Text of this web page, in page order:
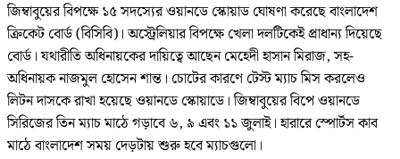
জিম্বাবুয়ের বিপক্ষে ১৫ সদস্যের ওয়ানডে স্কোয়াড ঘোষণা করেছে বাংলাদেশ
ক্রিকেট বোর্ড (বিসিবি)। অস্ট্রেলিয়ার বিপক্ষে খেলা দলটিকেই প্রাধান্য দিয়েছে
বোর্ড। যথারীতি অধিনায়কের দায়িত্বে আছেন মেহেদী হাসান মিরাজ, সহ-
অধিনায়ক নাজমুল হোসেন শান্ত। চোটের কারণে টেস্ট ম্যাচ মিস করলেও
লিটন দাসকে রাখা হয়েছে ওয়ানডে স্কোয়াডে। জিম্বাবুয়ের বিপে ওয়ানডে
সিরিজের তিন ম্যাচ মাঠে গড়াবে ৬, ৯ এবং ১১ জুলাই। হারারে স্পোর্টস কাব
মাঠে বাংলাদেশ সময় দেড়টায় শুরু হবে ম্যাচগুলো।